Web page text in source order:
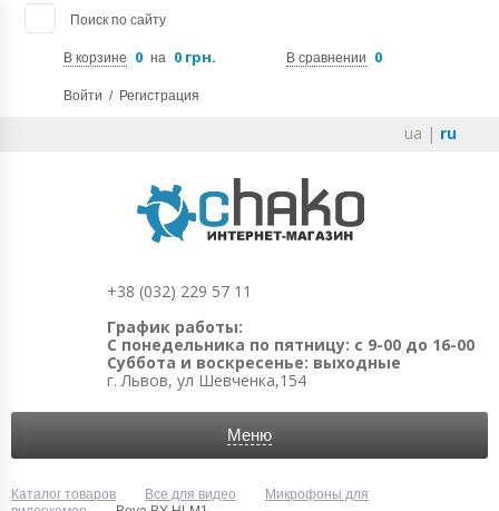
Поиск по сайту
В корзине 0 на 0 грн. В сравнении 0
Войти / Регистрация
ua | ru
+38 (032) 229 57 11
График работы:
С понедельника по пятницу: с 9-00 до 16-00
Суббота и воскресенье: выходные
г. Львов, ул Шевченка,154
Меню
Каталог товаров Все для видео
Микрофоны для